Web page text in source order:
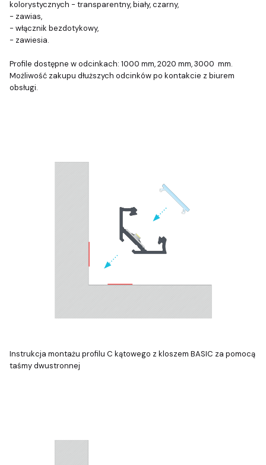
kolorystycznych - transparentny, biały, czarny,
- zawias,
- włącznik bezdotykowy,
- zawiesia.
Profile dostępne w odcinkach: 1000 mm, 2020 mm, 3000 mm.
Możliwość zakupu dłuższych odcinków po kontakcie z biurem
obsługi.
Instrukcja montażu profilu C kątowego z kloszem BASIC za pomocą
taśmy dwustronnej